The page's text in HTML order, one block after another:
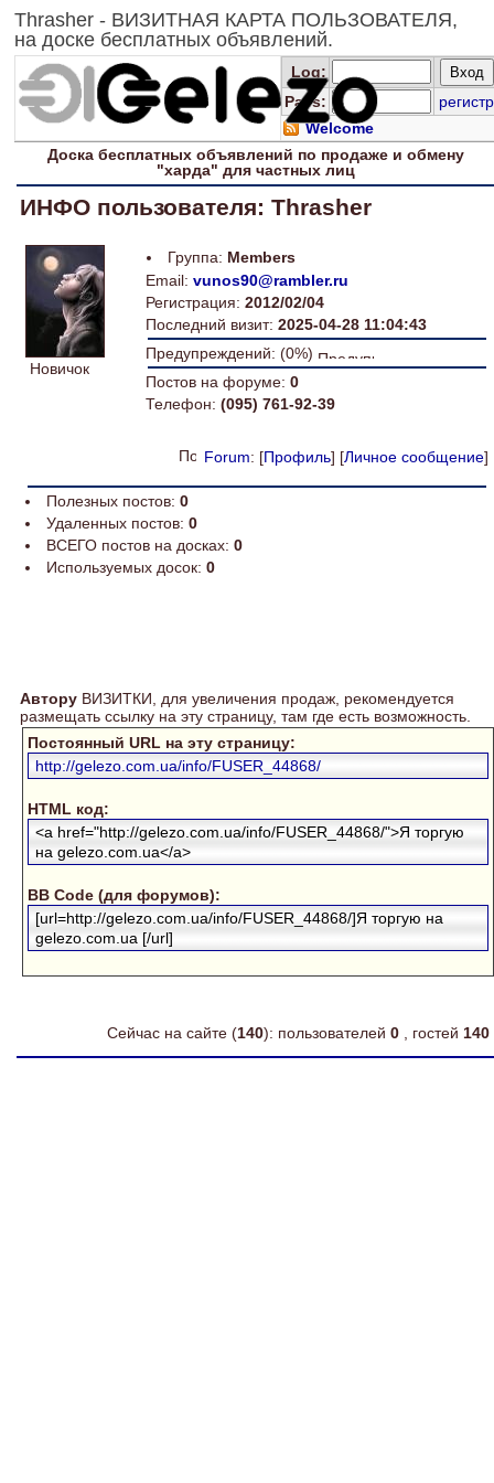
Thrasher - ВИЗИТНАЯ КАРТА ПОЛЬЗОВАТЕЛЯ,
на доске бесплатных объявлений.
Log:
Pass:
регистр
Welcome
Доскабесплатных объявлений по продаже и обмену
"харда" длячастных лиц
ИНФО пользователя: Thrasher
Новичок
Группа: Members
Email: vunos90@rambler.ru
Регистрация: 2012/02/04
Последний визит: 2025-04-28 11:04:43
Предупреждений: (0%)
Постов на форуме: 0
Телефон: (095) 761-92-39
Forum: [Профиль] [Личное сообщение]
Полезных постов: 0
Удаленных постов: 0
ВСЕГО постов на досках: 0
Используемых досок: 0
Автору ВИЗИТКИ, для увеличения продаж, рекомендуется
размещать ссылку на эту страницу, там где есть возможность.
Постоянный URL на эту страницу:
http://gelezo.com.ua/info/FUSER_44868/
HTML код:
<a href="http://gelezo.com.ua/info/FUSER_44868/">Я торгую
на gelezo.com.ua</a>
BB Code (для форумов):
[url=http://gelezo.com.ua/info/FUSER_44868/]Я торгую на
gelezo.com.ua [/url]
Сейчас на сайте (140): пользователей 0 , гостей 140